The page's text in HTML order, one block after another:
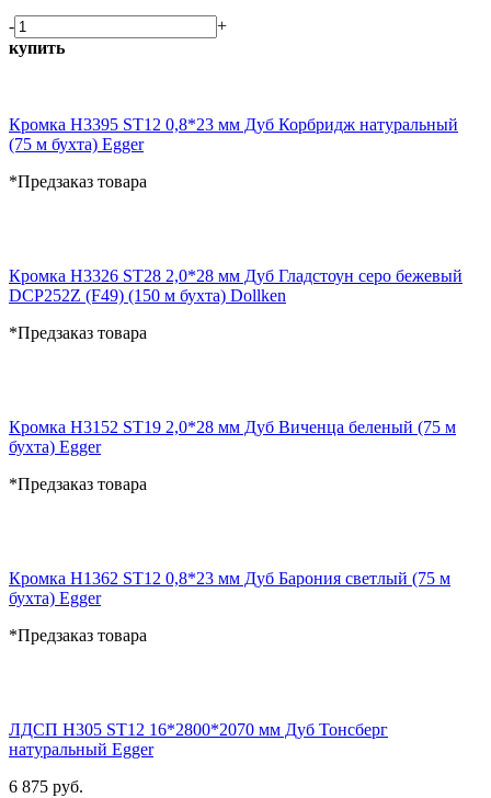
-
+
купить
Кромка H3395 ST12 0,8*23 мм Дуб Корбридж натуральный
(75 м бухта) Egger
*Предзаказ товара
Кромка H3326 ST28 2,0*28 мм Дуб Гладстоун серо бежевый
DCP252Z (F49) (150 м бухта) Dollken
*Предзаказ товара
Кромка H3152 ST19 2,0*28 мм Дуб Виченца беленый (75 м
бухта) Egger
*Предзаказ товара
Кромка H1362 ST12 0,8*23 мм Дуб Барония светлый (75 м
бухта) Egger
*Предзаказ товара
ЛДСП H305 ST12 16*2800*2070 мм Дуб Тонсберг
натуральный Egger
6 875 руб.